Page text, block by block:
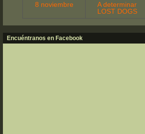
8 noviembre
A determinar
LOST DOGS
Encuéntranos en Facebook